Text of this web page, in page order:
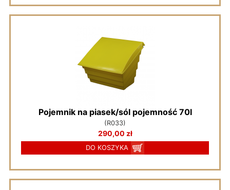
Pojemnik na piasek/sól pojemność 70l
(R033)
290,00 zł
DO KOSZYKA